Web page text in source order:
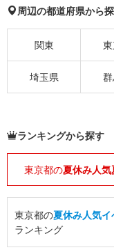
周辺の都道府県から
関東
埼玉県
ランキングから探す
東京都の夏休み人気
東京都の夏休み人気イ
ランキング